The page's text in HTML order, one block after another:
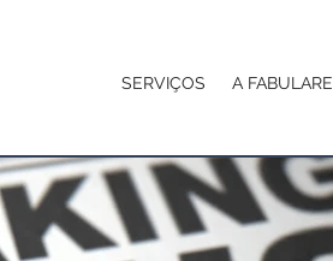
SERVIÇOS A FABULARE